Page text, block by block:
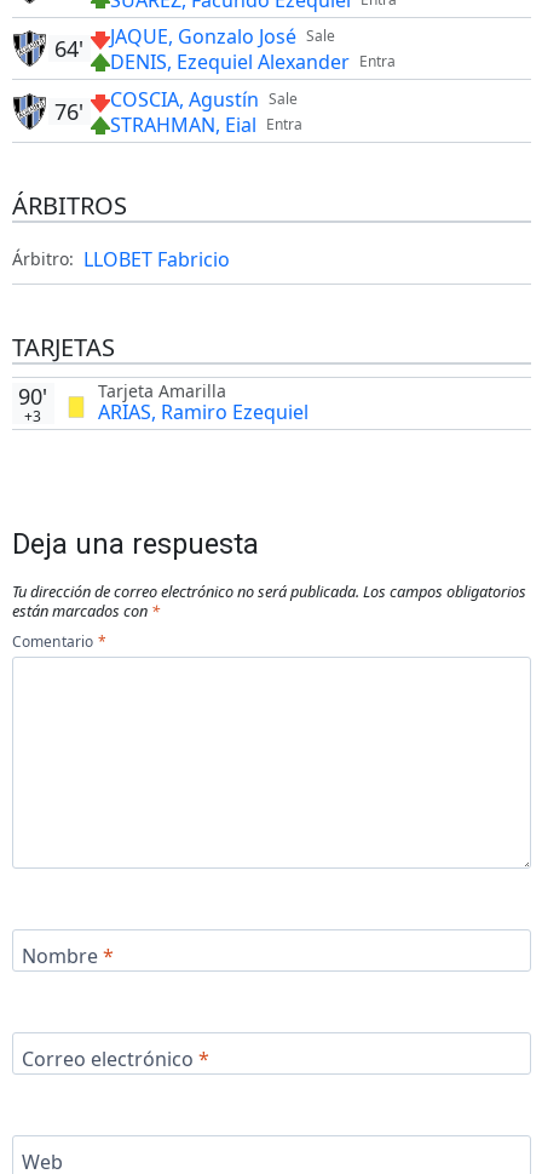
Sale
JAQUE, Gonzalo José
Entra
DENIS, Ezequiel Alexander
64'
Sale
COSCIA, Agustín
Entra
STRAHMAN, Eial
76'
ÁRBITROS
Árbitro: LLOBET Fabricio
TARJETAS
Tarjeta Amarilla
ARIAS, Ramiro Ezequiel
90'
+3
Deja una respuesta
Tu dirección de correo electrónico no será publicada. Los campos obligatorios
están marcados con *
Comentario *
Nombre*
Correo electrónico *
Web